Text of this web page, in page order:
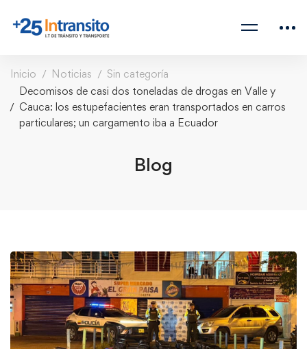
Inicio Noticias
Sin categoría
Decomisos de casi dos toneladas de drogas en Valle y
Cauca: los estupefacientes eran transportados en carros
particulares; un cargamento iba a Ecuador
Blog